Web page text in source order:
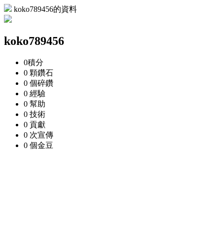
koko789456的資料
koko789456
0積分
0 顆鑽石
0 個碎鑽
0 經驗
0 幫助
0 技術
0 貢獻
0 次宣傳
0 個金豆